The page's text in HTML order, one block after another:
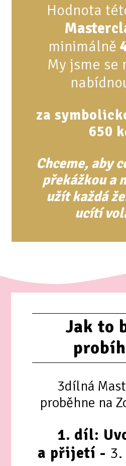
Hodnota
minimálně
My jsme se
za
650
Chceme, aby
překážkou a
užít každá
ucítí
Jak to
3dílná
proběhne na
1. díl:
a přijetí -